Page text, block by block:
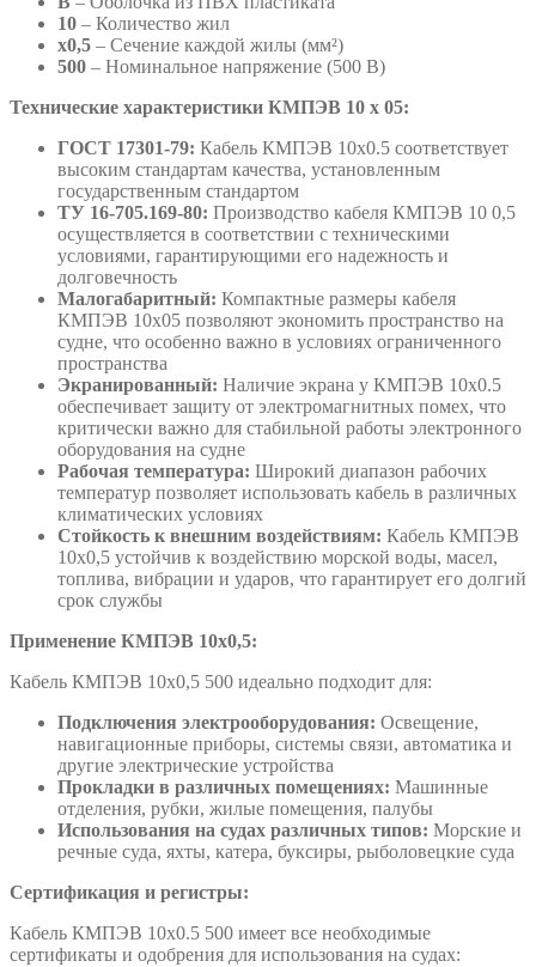
10 – Количество жил
х0,5 – Сечение каждой жилы (мм²)
500 – Номинальное напряжение (500 В)
Технические характеристики КМПЭВ 10 х 05:
ГОСТ 17301-79: Кабель КМПЭВ 10х0.5 соответствует
высоким стандартам качества, установленным
государственным стандартом
ТУ 16-705.169-80: Производство кабеля КМПЭВ 10 0,5
осуществляется в соответствии с техническими
условиями, гарантирующими его надежность и
долговечность
Малогабаритный: Компактные размеры кабеля
КМПЭВ 10х05 позволяют экономить пространство на
судне, что особенно важно в условиях ограниченного
пространства
Экранированный: Наличие экрана у КМПЭВ 10х0.5
обеспечивает защиту от электромагнитных помех, что
критически важно для стабильной работы электронного
оборудования на судне
Рабочая температура: Широкий диапазон рабочих
температур позволяет использовать кабель в различных
климатических условиях
Стойкость к внешним воздействиям: Кабель КМПЭВ
10х0,5 устойчив к воздействию морской воды, масел,
топлива, вибрации и ударов, что гарантирует его долгий
срок службы
Применение КМПЭВ 10х0,5:
Кабель КМПЭВ 10х0,5 500 идеально подходит для:
Подключения электрооборудования: Освещение,
навигационные приборы, системы связи, автоматика и
другие электрические устройства
Прокладки в различных помещениях: Машинные
отделения, рубки, жилые помещения, палубы
Использования на судах различных типов: Морские и
речные суда, яхты, катера, буксиры, рыболовецкие суда
Сертификация и регистры:
Кабель КМПЭВ 10х0.5 500 имеет все необходимые
сертификаты и одобрения для использования на судах: